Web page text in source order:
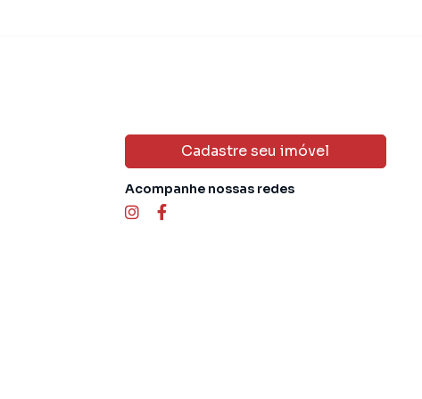
Cadastre seu imóvel
Acompanhe nossas redes